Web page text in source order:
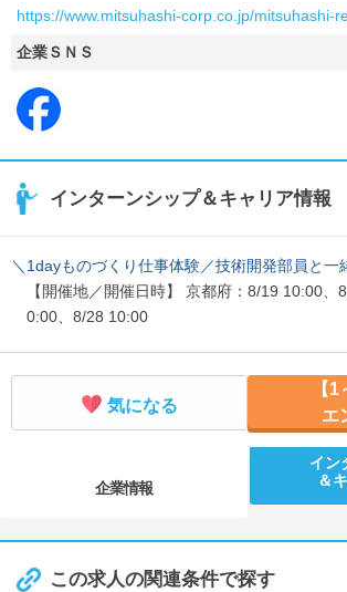
https://www.mitsuhashi-corp.co.jp/mitsuhashi-
企業ＳＮＳ
インターンシップ＆キャリア情報
＼1dayものづくり仕事体験／技術開発部員と一
【開催地／開催日時】 京都府：8/19 10:00
0:00、8/28 10:00
気になる
【
エ
企業情報
イン
＆
この求人の関連条件で探す